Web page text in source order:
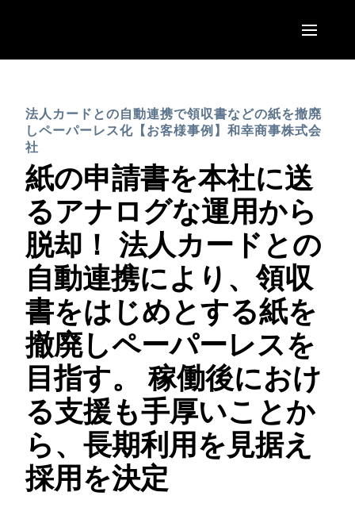
United States (English)
Canada (Français)
México (Español)
Brasil (Português)
EUROPE
France (Français)
Deutschland (Deutsch)
Italia (Italiano)
Nederlands (English)
Sweden (English)
Denmark (English)
Finland (English)
Belgium (English)
España (Español)
Norway (English)
ASIA PACIFIC
Australia (English)
India (English)
日本（日本語)
Singapore (English)
法人カードとの自動連携で領収書などの紙を撤廃
しペーパーレス化【お客様事例】和幸商事株式会
社
紙の申請書を本社に送
るアナログな運用から
脱却！ 法人カードとの
自動連携により、領収
書をはじめとする紙を
撤廃しペーパーレスを
目指す。 稼働後におけ
る支援も手厚いことか
ら、長期利用を見据え
採用を決定